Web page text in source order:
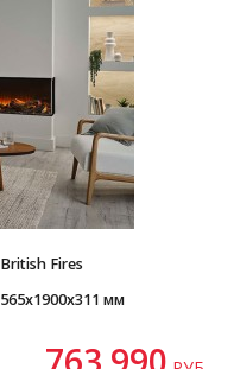
British Fires
565x1900x311 мм